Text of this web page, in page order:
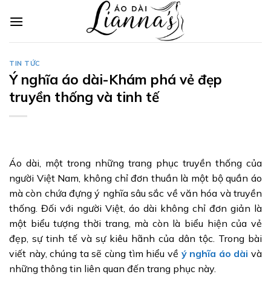
TIN TỨC
Ý nghĩa áo dài-Khám phá vẻ đẹp
truyền thống và tinh tế
Áo dài, một trong những trang phục truyền thống của
người Việt Nam, không chỉ đơn thuần là một bộ quần áo
mà còn chứa đựng ý nghĩa sâu sắc về văn hóa và truyền
thống. Đối với người Việt, áo dài không chỉ đơn giản là
một biểu tượng thời trang, mà còn là biểu hiện của vẻ
đẹp, sự tinh tế và sự kiêu hãnh của dân tộc. Trong bài
viết này, chúng ta sẽ cùng tìm hiểu về ý nghĩa áo dài và
những thông tin liên quan đến trang phục này.